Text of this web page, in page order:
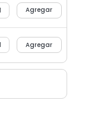
Agregar
Agregar